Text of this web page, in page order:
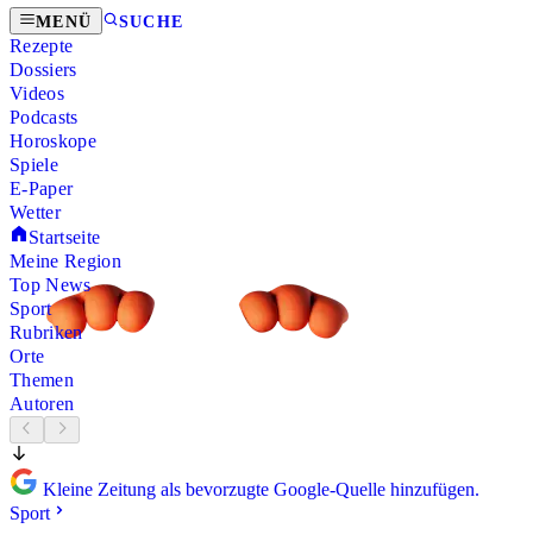
MENÜ SUCHE
Rezepte
Dossiers
Videos
Podcasts
Horoskope
Spiele
E-Paper
Wetter
Startseite
Meine Region
Top News
Sport
Rubriken
Orte
Themen
Autoren
Kleine Zeitung als bevorzugte Google-Quelle hinzufügen.
Sport